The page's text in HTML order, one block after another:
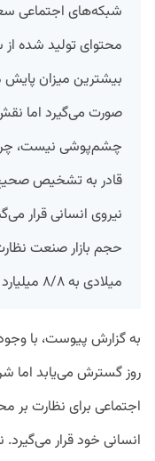
شبکه‌های اجتماعی
محتوای تولید شده
بیشترین میزان
صورت می‌گیرد اما
چشم‌پوشی نیست،
قادر به تشخیص
نیروی انسانی قرار
حجم بازار صنعت
میلادی به ۸/۸ میلیارد دلار خواهد رسید.
به گزارش پیوست، با
روز گسترش می‌یابد اما
اجتماعی برای نظارت بر
انسانی خود قرار